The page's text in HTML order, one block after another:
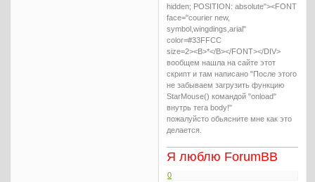
hidden; POSITION: absolute"><FONT
face="courier new,
symbol,wingdings,arial"
color=#33FFCC
size=2><B>*</B></FONT></DIV>
вообщем нашла на сайте этот
скрипт и там написано "После этого
не забываем загрузить функцию
StarMouse() командой "onload"
внутрь тега body!"
пожалуйсто обьясните мне как это
делается.
Я люблю ForumBB
0